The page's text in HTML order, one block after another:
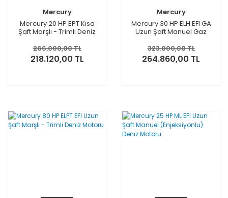
Mercury
Mercury 20 HP EPT Kısa
Şaft Marşlı - Trimli Deniz
266.000,00 TL
218.120,00 TL
Mercury
Mercury 30 HP ELH EFI GA
Uzun Şaft Manuel Gaz
323.000,00 TL
264.860,00 TL